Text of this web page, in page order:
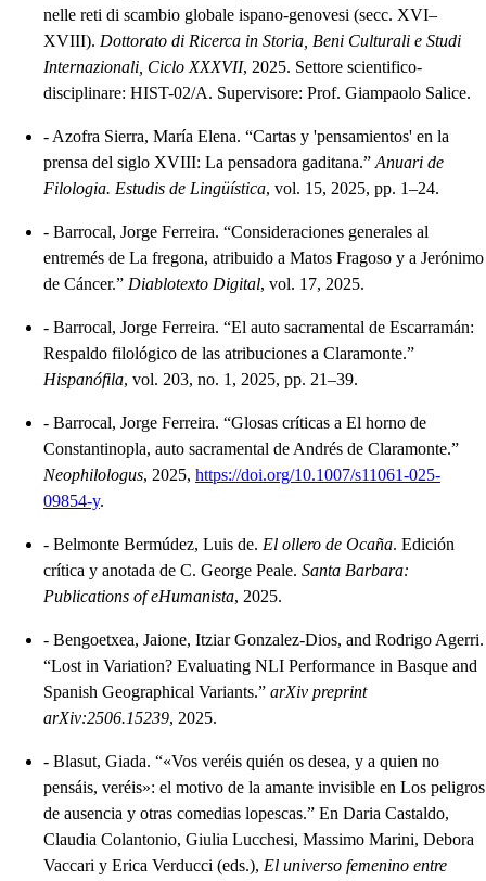
nelle reti di scambio globale ispano-genovesi (secc. XVI–
XVIII). Dottorato di Ricerca in Storia, Beni Culturali e Studi
Internazionali, Ciclo XXXVII, 2025. Settore scientifico-
disciplinare: HIST-02/A. Supervisore: Prof. Giampaolo Salice.
- Azofra Sierra, María Elena. “Cartas y 'pensamientos' en la
prensa del siglo XVIII: La pensadora gaditana.” Anuari de
Filologia. Estudis de Lingüística, vol. 15, 2025, pp. 1–24.
- Barrocal, Jorge Ferreira. “Consideraciones generales al
entremés de La fregona, atribuido a Matos Fragoso y a Jerónimo
de Cáncer.” Diablotexto Digital, vol. 17, 2025.
- Barrocal, Jorge Ferreira. “El auto sacramental de Escarramán:
Respaldo filológico de las atribuciones a Claramonte.”
Hispanófila, vol. 203, no. 1, 2025, pp. 21–39.
- Barrocal, Jorge Ferreira. “Glosas críticas a El horno de
Constantinopla, auto sacramental de Andrés de Claramonte.”
Neophilologus, 2025, https://doi.org/10.1007/s11061-025-
09854-y.
- Belmonte Bermúdez, Luis de. El ollero de Ocaña. Edición
crítica y anotada de C. George Peale. Santa Barbara:
Publications of eHumanista, 2025.
- Bengoetxea, Jaione, Itziar Gonzalez-Dios, and Rodrigo Agerri.
“Lost in Variation? Evaluating NLI Performance in Basque and
Spanish Geographical Variants.” arXiv preprint
arXiv:2506.15239, 2025.
- Blasut, Giada. “«Vos veréis quién os desea, y a quien no
pensáis, veréis»: el motivo de la amante invisible en Los peligros
de ausencia y otras comedias lopescas.” En Daria Castaldo,
Claudia Colantonio, Giulia Lucchesi, Massimo Marini, Debora
Vaccari y Erica Verducci (eds.), El universo femenino entre